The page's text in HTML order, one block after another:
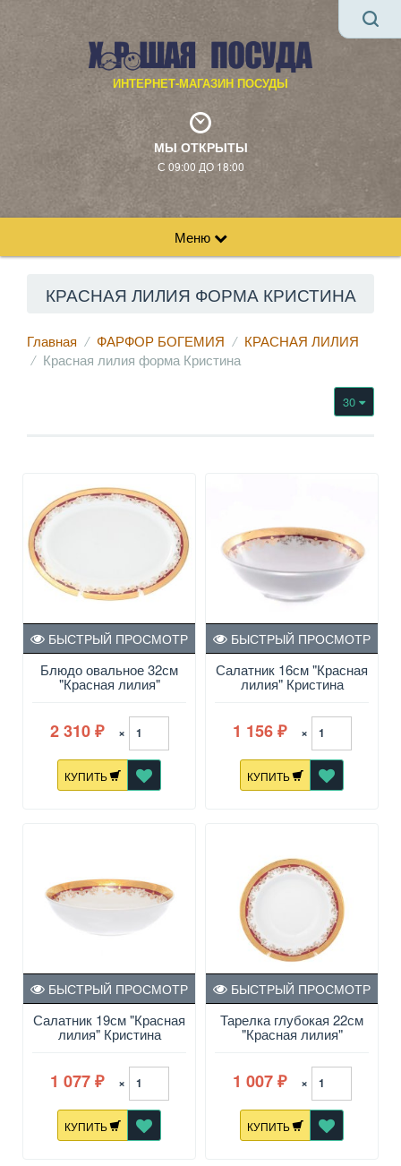
ИНТЕРНЕТ-МАГАЗИН ПОСУДЫ
МЫ ОТКРЫТЫ
С 09:00 ДО 18:00
Меню
КРАСНАЯ ЛИЛИЯ ФОРМА КРИСТИНА
Главная ФАРФОР БОГЕМИЯ
КРАСНАЯ ЛИЛИЯ
Красная лилия форма Кристина
30
Блюдо овальное 32см
"Красная лилия"
БЫСТРЫЙ ПРОСМОТР
2 310 ₽ ×
КУПИТЬ
Салатник 16см "Красная
лилия" Кристина
БЫСТРЫЙ ПРОСМОТР
1 156 ₽ ×
КУПИТЬ
Салатник 19см "Красная
лилия" Кристина
БЫСТРЫЙ ПРОСМОТР
1 077 ₽ ×
КУПИТЬ
Тарелка глубокая 22см
"Красная лилия"
БЫСТРЫЙ ПРОСМОТР
1 007 ₽ ×
КУПИТЬ